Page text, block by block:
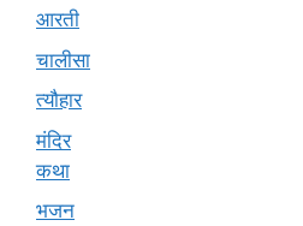
आरती
चालीसा
त्यौहार
मंदिर
कथा
भजन